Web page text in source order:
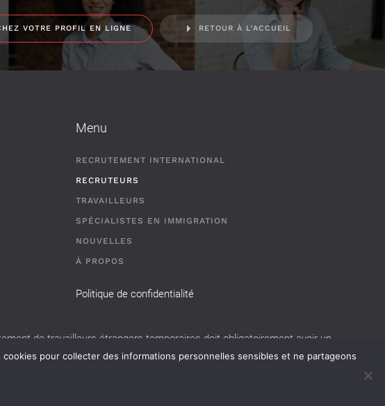
VOTRE PROFIL EN LIGNE RETOUR À L'ACCUEIL
Menu
RECRUTEMENT INTERNATIONAL
RECRUTEURS
TRAVAILLEURS
SPÉCIALISTES EN IMMIGRATION
NOUVELLES
À PROPOS
Politique de confidentialité
de travailleurs étrangers temporaires doit obligatoirement avoir un
au Québec.pour collecter des informations personnelles sensibles et ne partageons